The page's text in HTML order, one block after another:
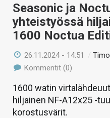
Seasonic ja
yhteistyössä
1600 Noctua
26.11.2024 - 14:51 /
Kommentit (0)
1600 watin
hiljainen NF-A12x25 -
korostusvärit.